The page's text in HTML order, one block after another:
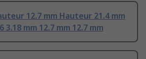
12.7 mm Hauteur 21.4 mm
3.18 mm 12.7 mm 12.7 mm